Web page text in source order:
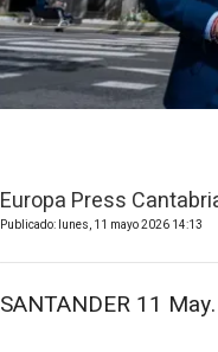
Europa Press
Publicado: lunes, 11 mayo 2026 14:13
SANTANDER 11